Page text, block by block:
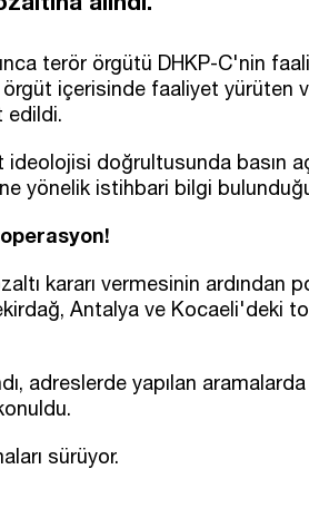
terör örgütü DHKP-C'nin
içerisinde faaliyet yürüten
edildi.
doğrultusunda basın
yönelik istihbari bilgi bulunduğu
kararı vermesinin ardından
Antalya ve Kocaeli'deki
adreslerde yapılan
sürüyor.